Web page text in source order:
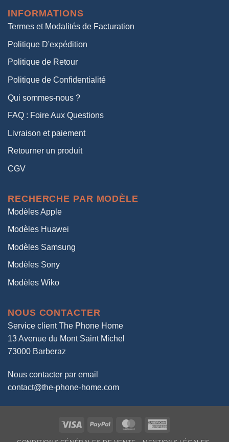
38,00€.
INFORMATIONS
Termes et Modalités de Facturation
Politique D'expédition
Politique de Retour
Politique de Confidentialité
Qui sommes-nous ?
FAQ : Foire Aux Questions
Livraison et paiement
Retourner un produit
CGV
RECHERCHE PAR MODÈLE
Modèles Apple
Modèles Huawei
Modèles Samsung
Modèles Sony
Modèles Wiko
NOUS CONTACTER
Service client The Phone Home
13 Avenue du Mont Saint Michel
73000 Barberaz
Nous contacter par email
contact@the-phone-home.com
Visa PayPal MasterCard